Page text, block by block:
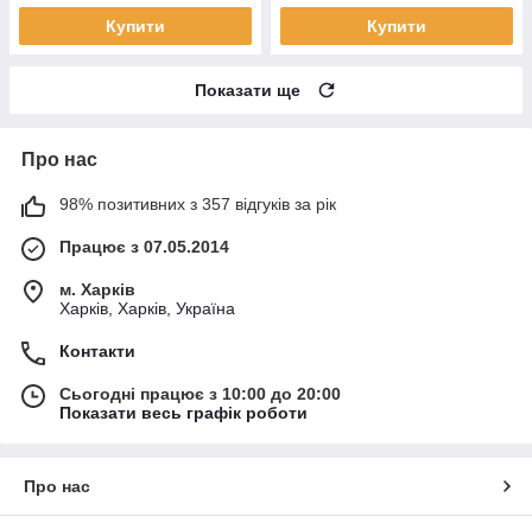
Купити Купити
Показати ще
Про нас
98% позитивних з 357 відгуків за рік
Працює з 07.05.2014
м. Харків
Харків, Харків, Україна
Контакти
Сьогодні працює з 10:00 до 20:00
Показати весь графік роботи
Про нас